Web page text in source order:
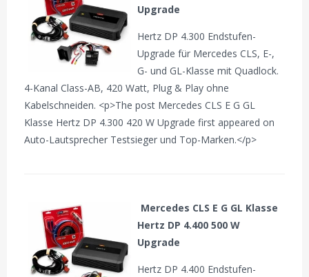
Upgrade
Hertz DP 4.300 Endstufen-
Upgrade für Mercedes CLS, E-,
G- und GL-Klasse mit Quadlock.
4-Kanal Class-AB, 420 Watt, Plug & Play ohne
Kabelschneiden. <p>The post Mercedes CLS E G GL
Klasse Hertz DP 4.300 420 W Upgrade first appeared on
Auto-Lautsprecher Testsieger und Top-Marken.</p>
Mercedes CLS E G GL Klasse
Hertz DP 4.400 500 W
Upgrade
Hertz DP 4.400 Endstufen-